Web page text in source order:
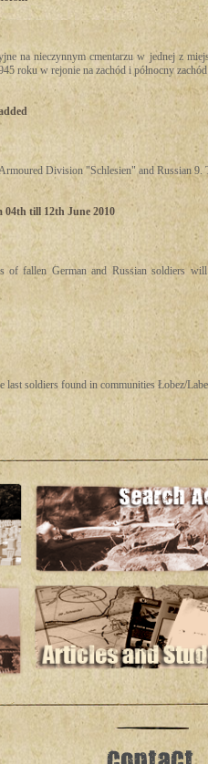
na nieczynnym cmentarzu w jednej z
roku w rejonie na zachód i północny
Division "Schlesien" and Russian 9.
till 12th June 2010
fallen German and Russian soldiers
last soldiers found in communities Łobez/